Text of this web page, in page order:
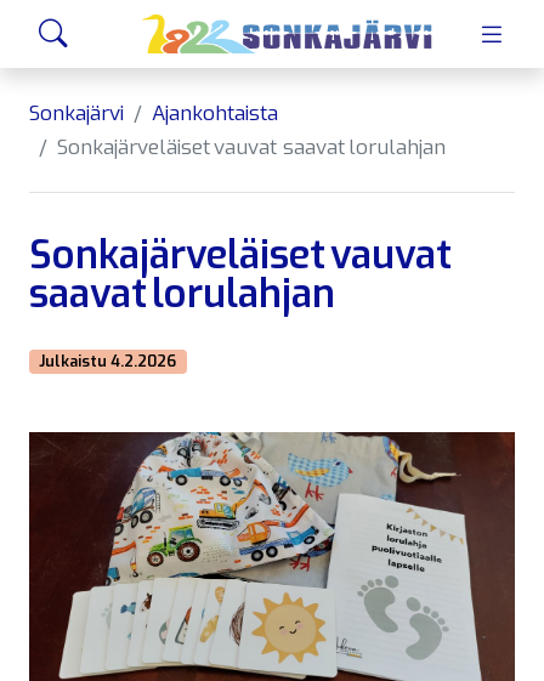
Siirry sivusisältöön
Sonkajärvi
Ajankohtaista
Sonkajärveläiset vauvat saavat lorulahjan
Sonkajärveläiset vauvat
saavat lorulahjan
Julkaistu 4.2.2026